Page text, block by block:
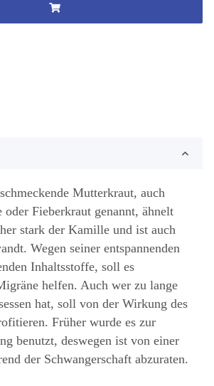
Mutterkraut, auch
Fieberkraut genannt, ähnelt
stark der Kamille und ist auch
Wegen seiner entspannenden
Inhaltsstoffe, soll es
helfen. Auch wer zu lange
hat, soll von der Wirkung des
Früher wurde es zur
benutzt, deswegen ist von einer
der Schwangerschaft abzuraten.